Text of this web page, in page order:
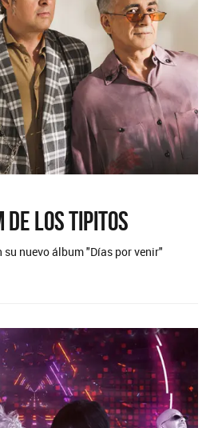
Los Tipitos
nuevo álbum "Días por venir"